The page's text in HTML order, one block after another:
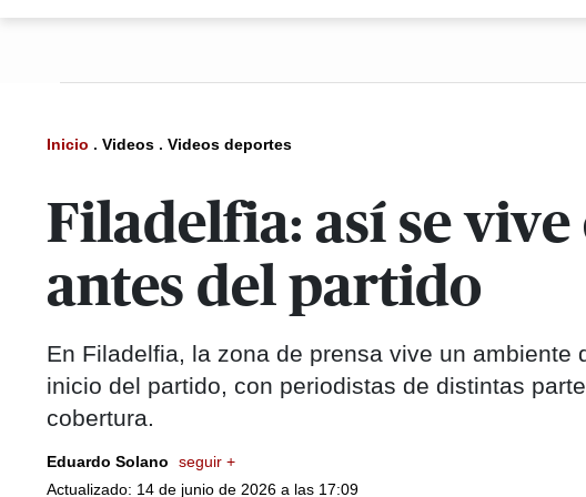
Inicio . Videos . Videos deportes
Filadelfia: así se
antes del partido
En Filadelfia, la zona de prensa vive un
inicio del partido, con periodistas de distintas
cobertura.
Eduardo Solano
seguir +
Actualizado: 14 de junio de 2026 a las 17:09